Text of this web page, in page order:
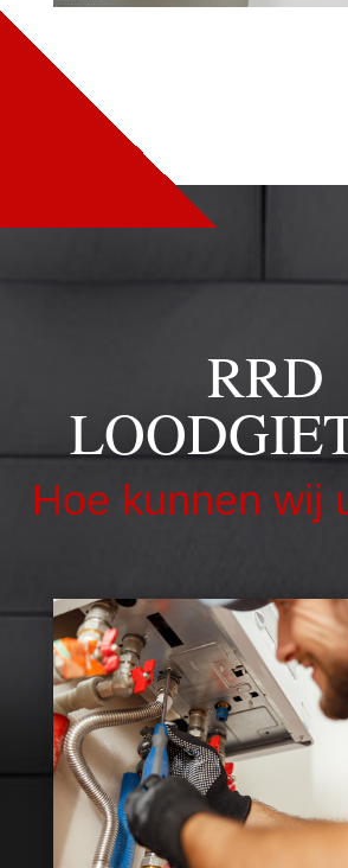
RRD
Hoe kunnen wij